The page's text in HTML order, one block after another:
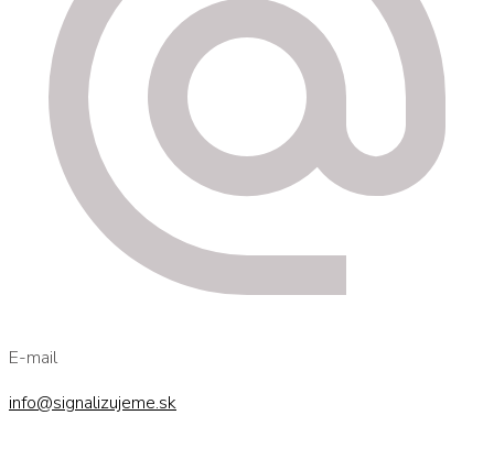
E-mail
info@signalizujeme.sk